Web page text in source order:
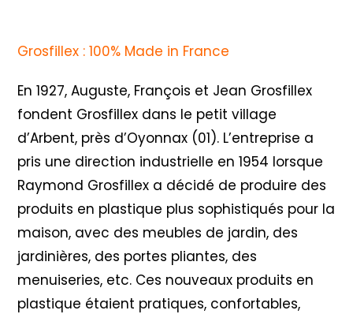
Grosfillex : 100% Made in France
En 1927, Auguste, François et Jean Grosfillex
fondent Grosfillex dans le petit village
d’Arbent, près d’Oyonnax (01). L’entreprise a
pris une direction industrielle en 1954 lorsque
Raymond Grosfillex a décidé de produire des
produits en plastique plus sophistiqués pour la
maison, avec des meubles de jardin, des
jardinières, des portes pliantes, des
menuiseries, etc. Ces nouveaux produits en
plastique étaient pratiques, confortables,